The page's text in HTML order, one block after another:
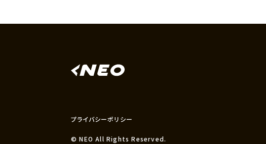
プライバシーポリシー
© NEO All Rights Reserved.